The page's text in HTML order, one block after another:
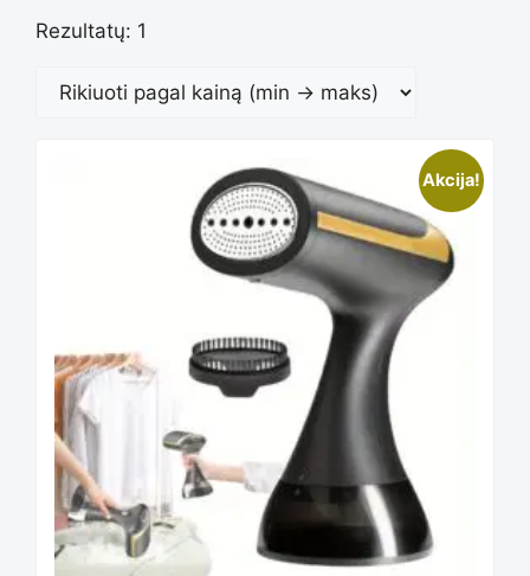
Rezultatų: 1
Akcija!
product
has
multiple
variants.